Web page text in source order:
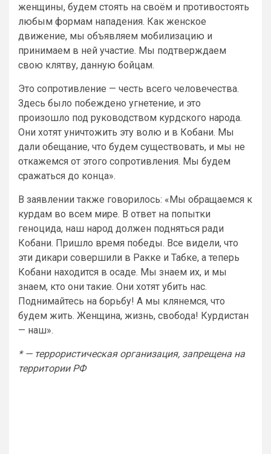
женщины, будем стоять на своём и противостоять
любым формам нападения. Как женское
движение, мы объявляем мобилизацию и
принимаем в ней участие. Мы подтверждаем
свою клятву, данную бойцам.
Это сопротивление — честь всего человечества.
Здесь было побеждено угнетение, и это
произошло под руководством курдского народа.
Они хотят уничтожить эту волю и в Кобани. Мы
дали обещание, что будем существовать, и мы не
откажемся от этого сопротивления. Мы будем
сражаться до конца».
В заявлении также говорилось: «Мы обращаемся к
курдам во всем мире. В ответ на попытки
геноцида, наш народ должен подняться ради
Кобани. Пришло время победы. Все видели, что
эти дикари совершили в Ракке и Табке, а теперь
Кобани находится в осаде. Мы знаем их, и мы
знаем, кто они такие. Они хотят убить нас.
Поднимайтесь на борьбу! А мы клянемся, что
будем жить. Женщина, жизнь, свобода! Курдистан
— наш».
* — террористическая организация, запрещена на
территории РФ